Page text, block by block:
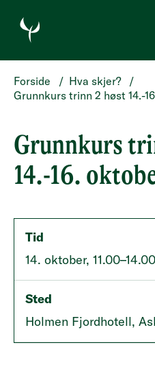
HOPP TIL HOVEDINNHOLD
Forside / Hva skjer?
/
Grunnkurs trinn 2 høst 14.-
Grunnkurs
14.-16.
Tid
14. oktober, 11.00–14.00
Sted
Holmen Fjordhotell,